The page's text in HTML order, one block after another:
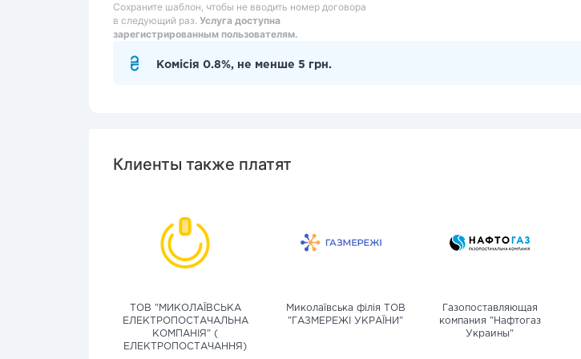
Сохраните шаблон, чтобы не вводить номер договора
в следующий раз. Услуга доступна
зарегистрированным пользователям.
Комісія 0.8%, не менше 5 грн.
Клиенты также платят
ТОВ "МИКОЛАЇВСЬКА
ЕЛЕКТРОПОСТАЧАЛЬНА
КОМПАНІЯ" (
ЕЛЕКТРОПОСТАЧАННЯ)
Миколаївська філія ТОВ
"ГАЗМЕРЕЖІ УКРАЇНИ"
Газопоставляющая
компания "Нафтогаз
Украины"